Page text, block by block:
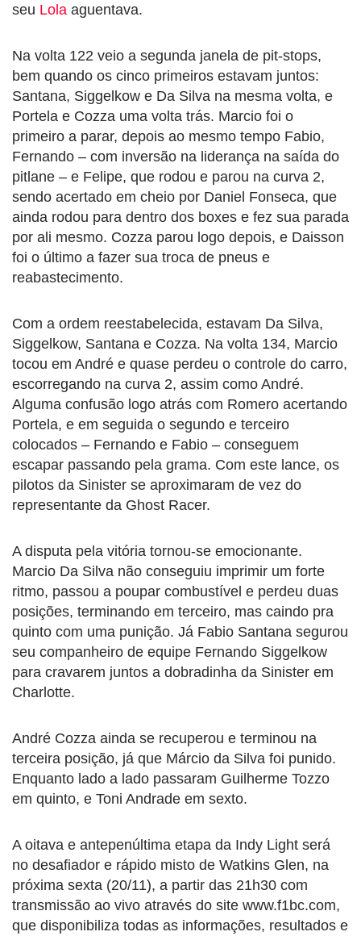
seu Lola aguentava.
Na volta 122 veio a segunda janela de pit-stops,
bem quando os cinco primeiros estavam juntos:
Santana, Siggelkow e Da Silva na mesma volta, e
Portela e Cozza uma volta trás. Marcio foi o
primeiro a parar, depois ao mesmo tempo Fabio,
Fernando – com inversão na liderança na saída do
pitlane – e Felipe, que rodou e parou na curva 2,
sendo acertado em cheio por Daniel Fonseca, que
ainda rodou para dentro dos boxes e fez sua parada
por ali mesmo. Cozza parou logo depois, e Daisson
foi o último a fazer sua troca de pneus e
reabastecimento.
Com a ordem reestabelecida, estavam Da Silva,
Siggelkow, Santana e Cozza. Na volta 134, Marcio
tocou em André e quase perdeu o controle do carro,
escorregando na curva 2, assim como André.
Alguma confusão logo atrás com Romero acertando
Portela, e em seguida o segundo e terceiro
colocados – Fernando e Fabio – conseguem
escapar passando pela grama. Com este lance, os
pilotos da Sinister se aproximaram de vez do
representante da Ghost Racer.
A disputa pela vitória tornou-se emocionante.
Marcio Da Silva não conseguiu imprimir um forte
ritmo, passou a poupar combustível e perdeu duas
posições, terminando em terceiro, mas caindo pra
quinto com uma punição. Já Fabio Santana segurou
seu companheiro de equipe Fernando Siggelkow
para cravarem juntos a dobradinha da Sinister em
Charlotte.
André Cozza ainda se recuperou e terminou na
terceira posição, já que Márcio da Silva foi punido.
Enquanto lado a lado passaram Guilherme Tozzo
em quinto, e Toni Andrade em sexto.
A oitava e antepenúltima etapa da Indy Light será
no desafiador e rápido misto de Watkins Glen, na
próxima sexta (20/11), a partir das 21h30 com
transmissão ao vivo através do site www.f1bc.com,
que disponibiliza todas as informações, resultados e